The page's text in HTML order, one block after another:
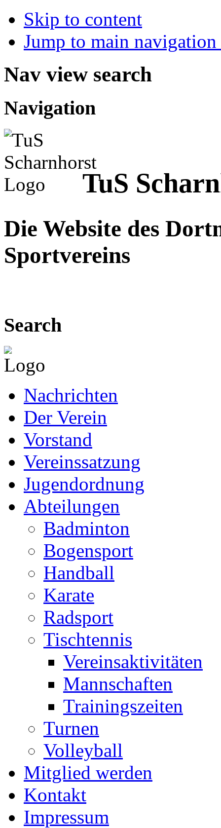
Skip to content
Jump to main
Nav view search
Navigation
TuS
Die Website des
Sportvereins
Search
Nachrichten
Der Verein
Vorstand
Vereinssatzung
Jugendordnung
Abteilungen
Badminton
Bogensport
Handball
Karate
Radsport
Tischtennis
Vereinsaktivitäten
Mannschaften
Trainingszeiten
Turnen
Volleyball
Mitglied werden
Kontakt
Impressum